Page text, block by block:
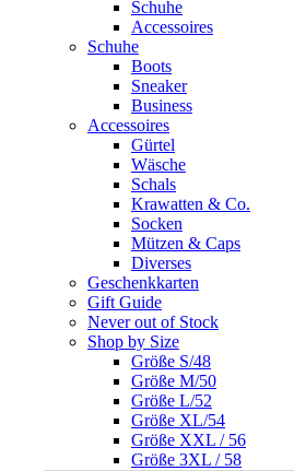
Schuhe
Accessoires
Schuhe
Boots
Sneaker
Business
Accessoires
Gürtel
Wäsche
Schals
Krawatten & Co.
Socken
Mützen & Caps
Diverses
Geschenkkarten
Gift Guide
Never out of Stock
Shop by Size
Größe S/48
Größe M/50
Größe L/52
Größe XL/54
Größe XXL / 56
Größe 3XL / 58